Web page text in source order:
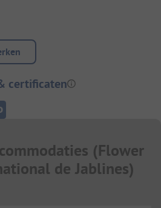
certificaten
(Flower
de Jablines)